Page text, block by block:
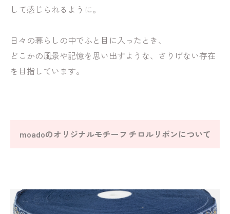
して感じられるように。
日々の暮らしの中でふと目に入ったとき、
どこかの風景や記憶を思い出すような、さりげない存在
を目指しています。
moadoのオリジナルモチーフ チロルリボンについて